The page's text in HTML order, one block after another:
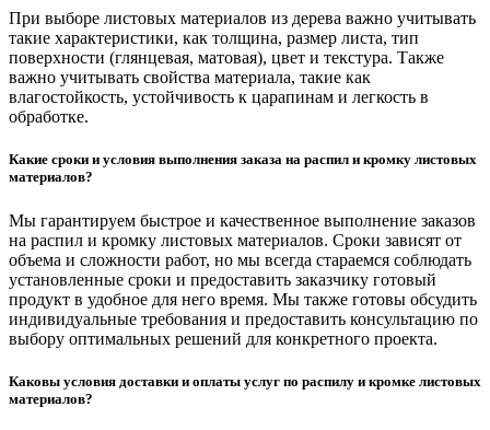
При выборе листовых материалов из дерева важно учитывать
такие характеристики, как толщина, размер листа, тип
поверхности (глянцевая, матовая), цвет и текстура. Также
важно учитывать свойства материала, такие как
влагостойкость, устойчивость к царапинам и легкость в
обработке.
Какие сроки и условия выполнения заказа на распил и кромку листовых
материалов?
Мы гарантируем быстрое и качественное выполнение заказов
на распил и кромку листовых материалов. Сроки зависят от
объема и сложности работ, но мы всегда стараемся соблюдать
установленные сроки и предоставить заказчику готовый
продукт в удобное для него время. Мы также готовы обсудить
индивидуальные требования и предоставить консультацию по
выбору оптимальных решений для конкретного проекта.
Каковы условия доставки и оплаты услуг по распилу и кромке листовых
материалов?